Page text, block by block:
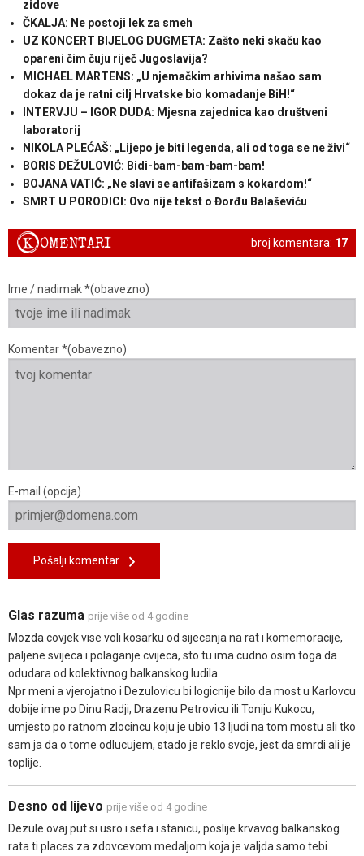
zidove
ČKALJA: Ne postoji lek za smeh
UZ KONCERT BIJELOG DUGMETA: Zašto neki skaču kao
opareni čim čuju riječ Jugoslavija?
MICHAEL MARTENS: „U njemačkim arhivima našao sam
dokaz da je ratni cilj Hrvatske bio komadanje BiH!“
INTERVJU – IGOR DUDA: Mjesna zajednica kao društveni
laboratorij
NIKOLA PLEĆAŠ: „Lijepo je biti legenda, ali od toga se ne živi“
BORIS DEŽULOVIĆ: Bidi-bam-bam-bam-bam!
BOJANA VATIĆ: „Ne slavi se antifašizam s kokardom!“
SMRT U PORODICI: Ovo nije tekst o Đorđu Balaševiću
broj komentara: 17
KOMENTARI
Ime / nadimak *(obavezno)
Komentar *(obavezno)
E-mail (opcija)
Pošalji komentar
Glas razuma prije više od 4 godine
Mozda covjek vise voli kosarku od sijecanja na rat i komemoracije,
paljene svijeca i polaganje cvijeca, sto tu ima cudno osim toga da
odudara od kolektivnog balkanskog ludila.
Npr meni a vjerojatno i Dezulovicu bi logicnije bilo da most u Karlovcu
dobije ime po Dinu Radji, Drazenu Petrovicu ili Toniju Kukocu,
umjesto po ratnom zlocincu koju je ubio 13 ljudi na tom mostu ali tko
sam ja da o tome odlucujem, stado je reklo svoje, jest da smrdi ali je
toplije.
Desno od lijevo prije više od 4 godine
Dezule ovaj put si usro i sefa i stanicu, poslije krvavog balkanskog
rata ti places za zdovcevom medaljom koja je valjda samo tebi